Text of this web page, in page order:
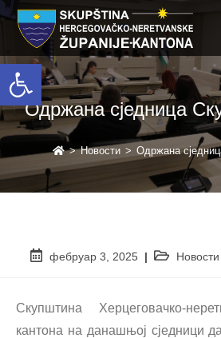
Open toolbar
Одржана сједница
> Новости > Одржана
фебруар 3, 2025 Новости
Скупштина Херцеговачко-
кантона на данашњој сједници